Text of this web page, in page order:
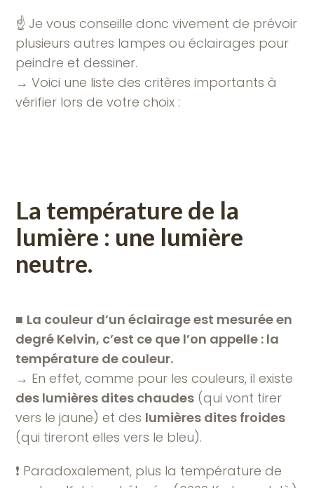
☝️ Je vous conseille donc vivement de prévoir
plusieurs autres lampes ou éclairages pour
peindre et dessiner.
→ Voici une liste des critères importants à
vérifier lors de votre choix :
La température de la
lumière : une lumière
neutre.
■ La couleur d’un éclairage est mesurée en
degré Kelvin, c’est ce que l’on appelle : la
température de couleur.
→ En effet, comme pour les couleurs, il existe
des lumières dites chaudes (qui vont tirer
vers le jaune) et des lumières dites froides
(qui tireront elles vers le bleu).
❗️ Paradoxalement, plus la température de